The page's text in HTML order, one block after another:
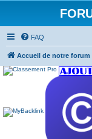
FAQ
Accueil de notre forum